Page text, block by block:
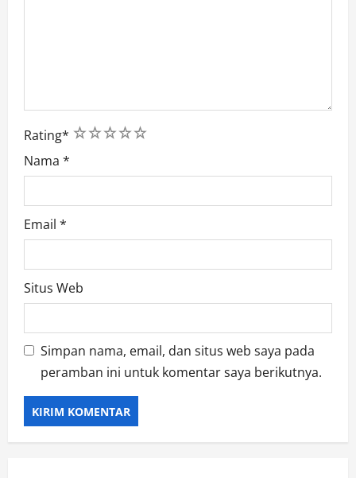
Rating* 5
4
3
2
1
Nama *
Email *
Situs Web
Simpan nama, email, dan situs web saya pada
peramban ini untuk komentar saya berikutnya.